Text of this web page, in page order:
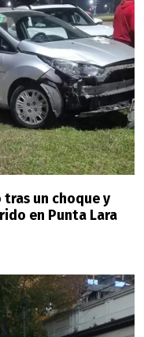
tras un choque y
en Punta Lara